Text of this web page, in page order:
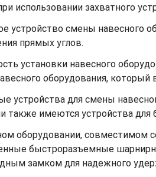
использовании захватного
устройство смены навесного
прямых углов.
установки навесного
оборудования, который
устройства для смены
также имеются устройства
оборудовании, совместимом
быстроразъемные
замком для надежного